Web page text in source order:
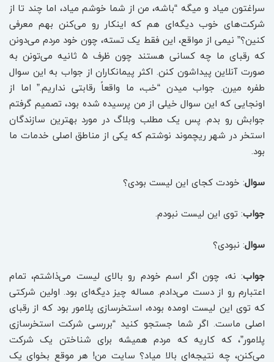
سراغتون میاد و میگه “باشه، من از شما خوشم میاد، اما چند تا از
شرکت‌های خوب دیگه‌ای هم که اینکار رو می‌کنن بهم معرفی
کنین؟” نیمی از مواقع، این فقط یک تسته، چون خود مردم می‌دونن
که رقبای ما چه کسانی هستند چون ظرف ۵ ثانیه می‌تونن به
صورت آنلاین پیداشون کنن. اکثر پیمانکاران از جواب به این سوال
طفره میرن. جواب میدن “خب، ما واقعاً رقابتی نداریم.” اما از
اونجایی که این سوال خیلی از من پرسیده شده بود، تصمیم گرفتم
جوابش رو بدم. پس یک مطلب وبلاگ در مورد بهترین سازندگان
استخر در شهر ریچموند نوشتم که یکی از مناطق اصلی خدمات ما
بود.
سوال: خودت کجای این لیست بودی؟
جواب: توی این لیست نبودم.
سوال: نبودی؟
جواب: نه، چون اگر اسم خودم رو بالای لیست می‌ذاشتم، تمام
اعتبارم رو از دست می‌دادم. مساله چیز دیگه‌ای بود. اولین شرکتی
که توی این لیست اومده بوده، استخرسازی پلامور بود که از رقبای
اصلی ماست. اگر شما جستجو کنید “بررسی شرکت استخرسازی
پلامور”، که کاریه که مردم همیشه برای شناختن یک شرکت
می‌کنن، چه نتیجه‌ای بالا میاد؟ سایت من! هر موقع بخوای یک